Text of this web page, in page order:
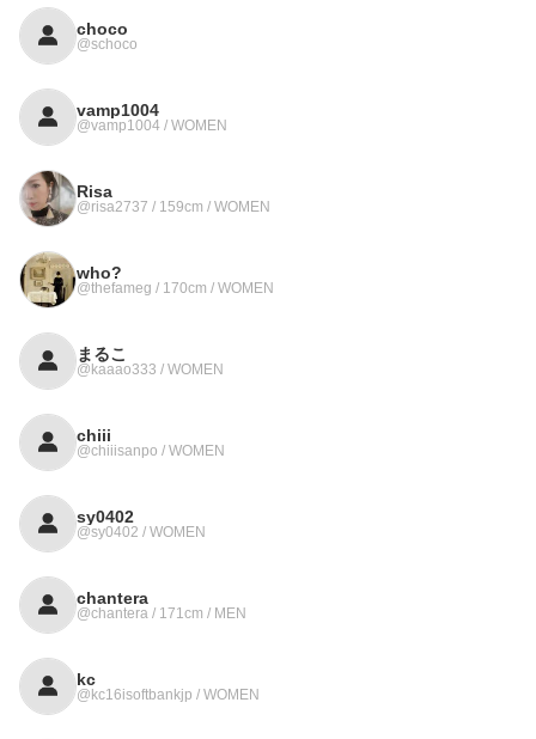
choco
@schoco
vamp1004
@vamp1004 / WOMEN
Risa
@risa2737 / 159cm / WOMEN
who?
@thefameg / 170cm / WOMEN
まるこ
@kaaao333 / WOMEN
chiii
@chiiisanpo / WOMEN
sy0402
@sy0402 / WOMEN
chantera
@chantera / 171cm / MEN
kc
@kc16isoftbankjp / WOMEN